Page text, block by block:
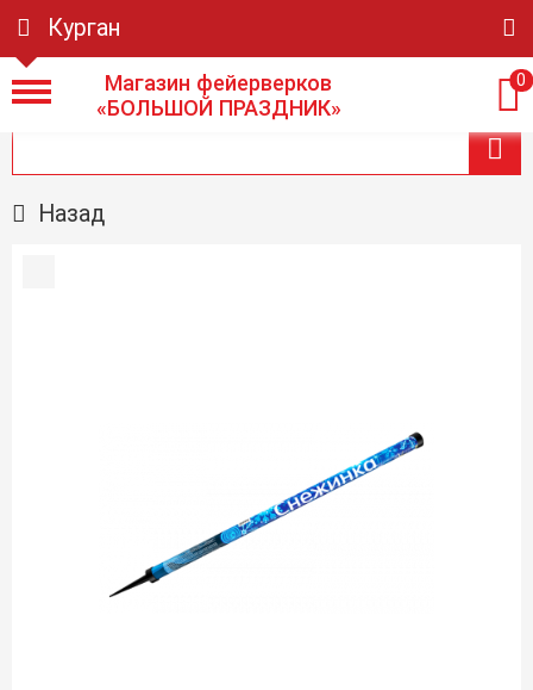
Курган
Магазин фейерверков
«БОЛЬШОЙ ПРАЗДНИК»
0
Назад